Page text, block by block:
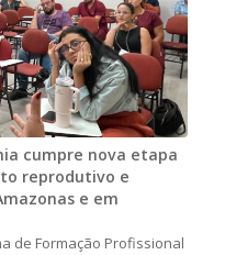
cumpre nova etapa
reprodutivo e
e em
de Formação Profissional